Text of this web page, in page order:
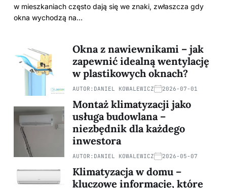
w mieszkaniach często dają się we znaki, zwłaszcza gdy
okna wychodzą na…
Okna z nawiewnikami – jak
zapewnić idealną wentylację
w plastikowych oknach?
AUTOR: DANIEL KOWALEWICZ 2026-07-01
Montaż klimatyzacji jako
usługa budowlana –
niezbędnik dla każdego
inwestora
AUTOR: DANIEL KOWALEWICZ 2026-05-07
Klimatyzacja w domu –
kluczowe informacje, które